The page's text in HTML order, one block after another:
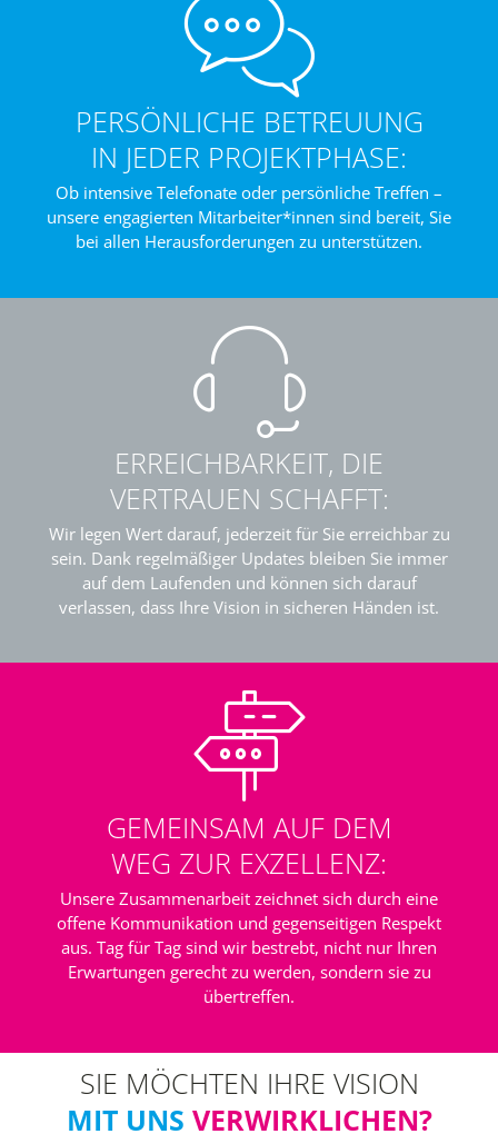
PERSÖNLICHE BETREUUNG
IN JEDER PROJEKTPHASE:
Ob intensive Telefonate oder persönliche Treffen –
unsere engagierten Mitarbeiter*innen sind bereit, Sie
bei allen Herausforderungen zu unterstützen.
ERREICHBARKEIT, DIE
VERTRAUEN SCHAFFT:
Wir legen Wert darauf, jederzeit für Sie erreichbar zu
sein. Dank regelmäßiger Updates bleiben Sie immer
auf dem Laufenden und können sich darauf
verlassen, dass Ihre Vision in sicheren Händen ist.
GEMEINSAM AUF DEM
WEG ZUR EXZELLENZ:
Unsere Zusammenarbeit zeichnet sich durch eine
offene Kommunikation und gegenseitigen Respekt
aus. Tag für Tag sind wir bestrebt, nicht nur Ihren
Erwartungen gerecht zu werden, sondern sie zu
übertreffen.
SIE MÖCHTEN IHRE VISION
MIT UNS VERWIRKLICHEN?